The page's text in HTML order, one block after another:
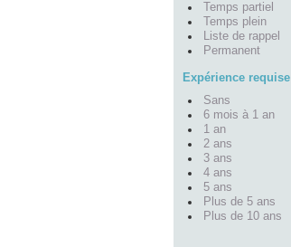
Temps partiel
Temps plein
Liste de rappel
Permanent
Expérience requise
Sans
6 mois à 1 an
1 an
2 ans
3 ans
4 ans
5 ans
Plus de 5 ans
Plus de 10 ans